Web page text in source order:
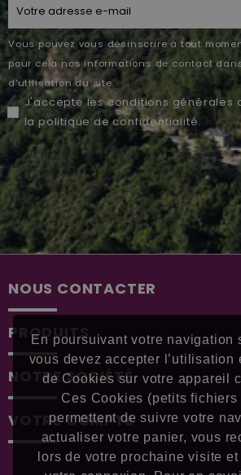
En poursuivant votre navigation
vous devez accepter l’utilisation
de Cookies sur votre appareil
Ces Cookies (petits fichiers
permettent de suivre votre
actualiser votre panier, vous
lors de votre prochaine visite
Vous pouvez vous désinscrire à tout
pour cela nos informations de contact
d'utilisation du site.
J'accepte lesconditions générales
la politique de confidentialité.
NOUS CONTACTER
PRODUITS
NOTRE SOCIÉTÉ
VOTRE COMPTE